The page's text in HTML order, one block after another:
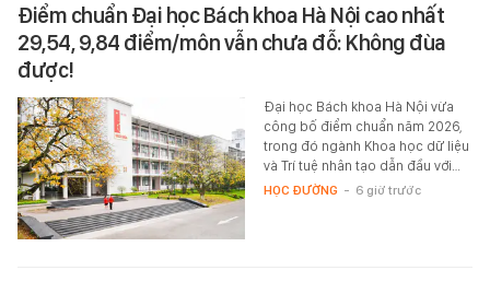
Điểm chuẩn Đại học Bách khoa Hà Nội cao nhất
29,54, 9,84 điểm/môn vẫn chưa đỗ: Không đùa
được!
Đại học Bách khoa Hà Nội vừa
công bố điểm chuẩn năm 2026,
trong đó ngành Khoa học dữ liệu
và Trí tuệ nhân tạo dẫn đầu với…
HỌC ĐƯỜNG - 6 giờ trước